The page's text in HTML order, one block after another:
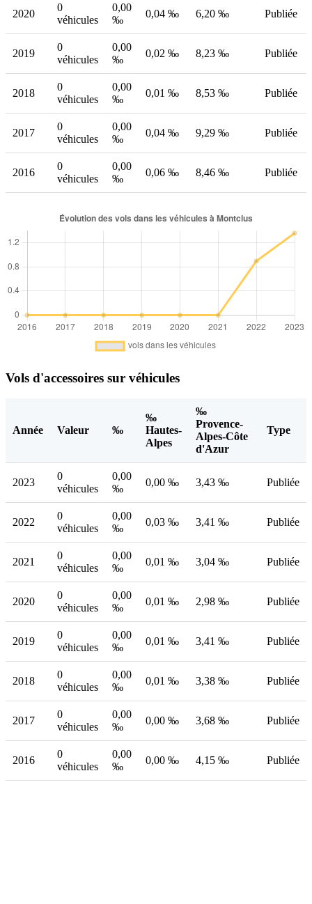
2020
0
véhicules
0,00
‰
0,04 ‰ 6,20 ‰ Publiée
2019
0
véhicules
0,00
‰
0,02 ‰ 8,23 ‰ Publiée
2018
0
véhicules
0,00
‰
0,01 ‰ 8,53 ‰ Publiée
2017
0
véhicules
0,00
‰
0,04 ‰ 9,29 ‰ Publiée
2016
0
véhicules
0,00
‰
0,06 ‰ 8,46 ‰ Publiée
Vols d'accessoires sur véhicules
Année Valeur ‰
‰
Hautes-
Alpes
‰
Provence-
Alpes-Côte
d'Azur
Type
2023
0
véhicules
0,00
‰
0,00 ‰ 3,43 ‰ Publiée
2022
0
véhicules
0,00
‰
0,03 ‰ 3,41 ‰ Publiée
2021
0
véhicules
0,00
‰
0,01 ‰ 3,04 ‰ Publiée
2020
0
véhicules
0,00
‰
0,01 ‰ 2,98 ‰ Publiée
2019
0
véhicules
0,00
‰
0,01 ‰ 3,41 ‰ Publiée
2018
0
véhicules
0,00
‰
0,01 ‰ 3,38 ‰ Publiée
2017
0
véhicules
0,00
‰
0,00 ‰ 3,68 ‰ Publiée
2016
0
véhicules
0,00
‰
0,00 ‰ 4,15 ‰ Publiée